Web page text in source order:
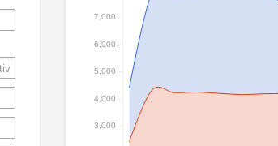
3,000
4,000
5,000
6,000
7,000